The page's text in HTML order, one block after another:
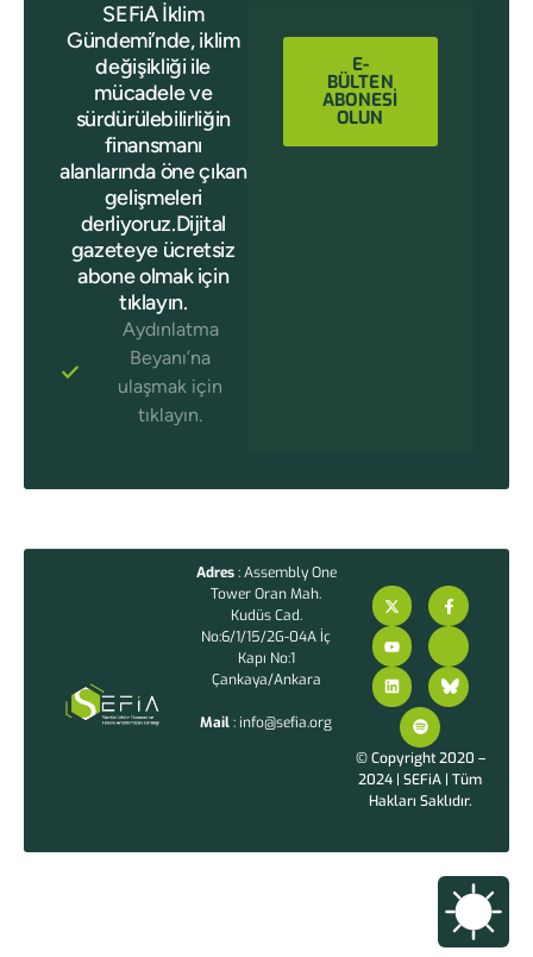
SEFiA İklim
Gündemi’nde, iklim
değişikliği ile
mücadele ve
sürdürülebilirliğin
finansmanı
alanlarında öne çıkan
gelişmeleri
derliyoruz.Dijital
gazeteye ücretsiz
abone olmak için
tıklayın.
Aydınlatma
Beyanı’na
ulaşmak için
tıklayın.
E-
BÜLTEN
ABONESİ
OLUN
Adres: Assembly One
Tower Oran Mah.
Kudüs Cad.
No:6/1/15/2G-04A İç
Kapı No:1
Çankaya/Ankara
Mail: info@sefia.org
© Copyright 2020 –
2024 | SEFiA | Tüm
Hakları Saklıdır.